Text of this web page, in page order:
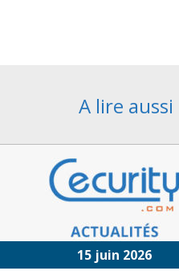
A lire aussi
15 juin 2026